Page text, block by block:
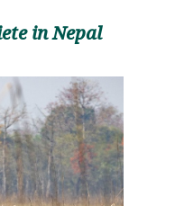
in Nepal